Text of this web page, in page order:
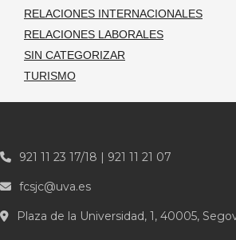
RELACIONES INTERNACIONALES
RELACIONES LABORALES
SIN CATEGORIZAR
TURISMO
921 11 23 17/18 | 921 11 21 07
fcsjc@uva.es
Plaza de la Universidad, 1, 40005,